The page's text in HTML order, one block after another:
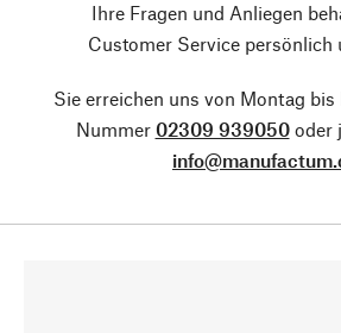
Ihre Fragen und Anliegen
Customer Service persönlich
Sie erreichen uns von Montag
Nummer 02309 939050oder